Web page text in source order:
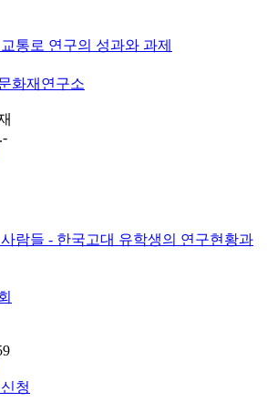
통로 연구의 성과와 과제
화재연구소
람들 - 한국고대 유학생의 연구현황과
청